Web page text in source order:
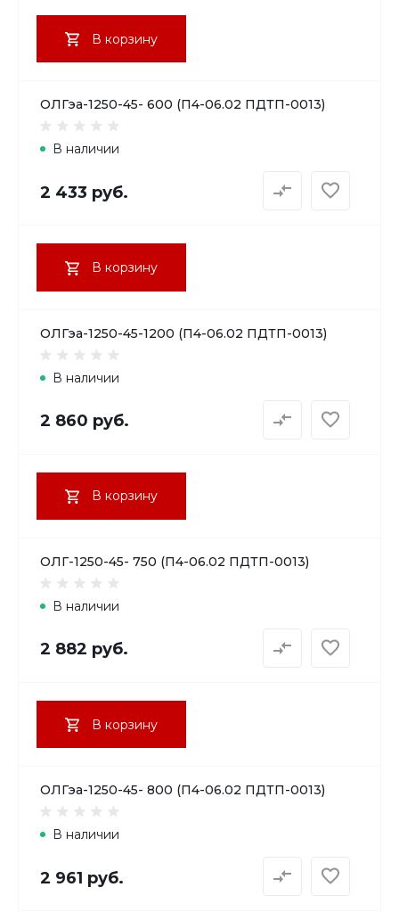
В корзину
ОЛГэа-1250-45- 600 (П4-06.02 ПДТП-0013)
В наличии
2 433 руб.
В корзину
ОЛГэа-1250-45-1200 (П4-06.02 ПДТП-0013)
В наличии
2 860 руб.
В корзину
ОЛГ-1250-45- 750 (П4-06.02 ПДТП-0013)
В наличии
2 882 руб.
В корзину
ОЛГэа-1250-45- 800 (П4-06.02 ПДТП-0013)
В наличии
2 961 руб.